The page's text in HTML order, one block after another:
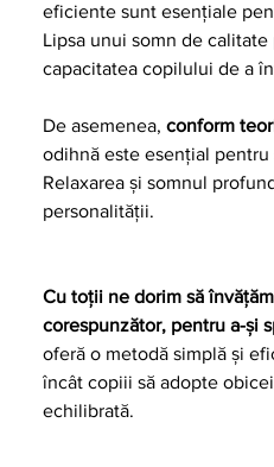
eficiente sunt esențiale
Lipsa unui somn de
capacitatea copilului de a
De asemenea, conform
odihnă este esențial
Relaxarea și somnul
personalității.
Cu toții ne dorim să
corespunzător, pentru a-și
oferă o metodă simplă și
încât copiii să adopte
echilibrată.